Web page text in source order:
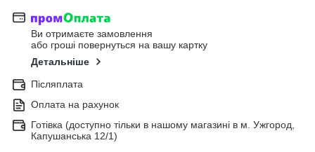
Ви отримаєте замовлення
або гроші повернуться на вашу картку
Детальніше
Післяплата
Оплата на рахунок
Готівка (доступно тільки в нашому магазині в м. Ужгород,
Капушанська 12/1)